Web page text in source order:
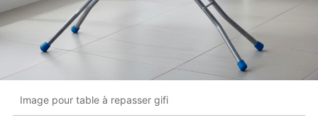
Image pour table à repasser gifi